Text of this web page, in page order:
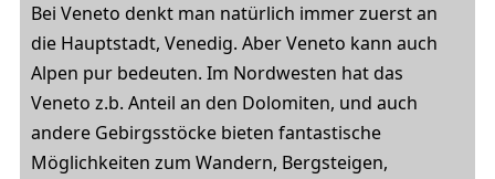
Bei Veneto denkt man natürlich immer zuerst an
die Hauptstadt, Venedig. Aber Veneto kann auch
Alpen pur bedeuten. Im Nordwesten hat das
Veneto z.b. Anteil an den Dolomiten, und auch
andere Gebirgsstöcke bieten fantastische
Möglichkeiten zum Wandern, Bergsteigen,